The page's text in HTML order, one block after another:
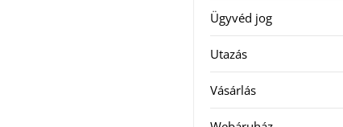
Ügyvéd jog
Utazás
Vásárlás